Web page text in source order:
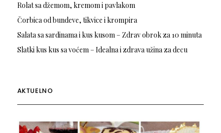
Rolat sa džemom, kremom i pavlakom
Čorbica od bundeve, tikvice i krompira
Salata sa sardinama i kus kusom – Zdrav obrok za 10 minuta
Slatki kus kus sa voćem – Idealna i zdrava užina za decu
AKTUELNO